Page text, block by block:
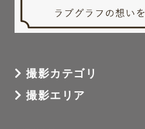
撮影カテゴリ
撮影エリア